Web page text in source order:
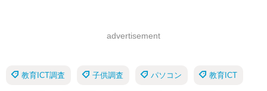
advertisement
教育ICT調査 子供調査 パソコン 教育ICT